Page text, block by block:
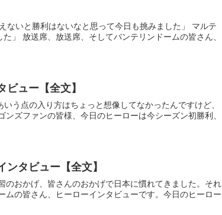
ないと勝利はないなと思って今日も挑みました」 マルテ
」 放送席、放送席、そしてバンテリンドームの皆さん、
ュー【全文】
う点の入り方はちょっと想像してなかったんですけど、
ズファンの皆様、今日のヒーローは今シーズン初勝利、
タビュー【全文】
のおかげ、皆さんのおかげで日本に慣れてきました。それ
の皆さん、ヒーローインタビューです。今日のヒーロー